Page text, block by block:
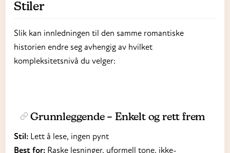
Stiler
Slik kan innledningen til den samme romantiske
historien endre seg avhengig av hvilket
kompleksitetsnivå du velger:
Grunnleggende– Enkelt og rett frem
Stil: Lett å lese, ingen pynt
Best for: Raske lesninger, uformell tone, ikke-